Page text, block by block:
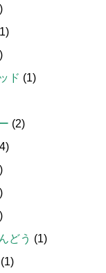
ド (1)
(2)
どう (1)
(1)